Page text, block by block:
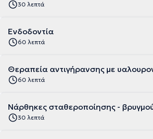
30 λεπτά
Ενδοδοντία
60 λεπτά
Θεραπεία αντιγήρανσης με
60 λεπτά
Νάρθηκες σταθεροποίησης -
30 λεπτά